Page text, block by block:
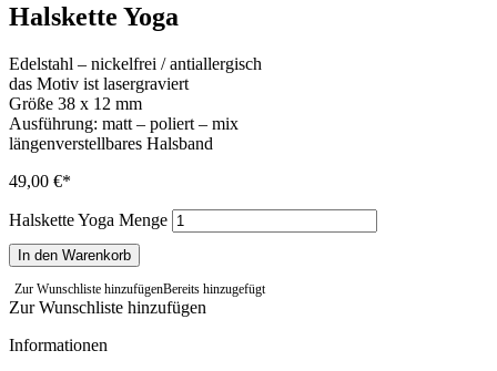
Halskette Yoga
Edelstahl – nickelfrei / antiallergisch
das Motiv ist lasergraviert
Größe 38 x 12 mm
Ausführung: matt – poliert – mix
längenverstellbares Halsband
49,00 €
Halskette Yoga Menge
In den Warenkorb
Zur Wunschliste hinzufügenBereits hinzugefügt
Zur Wunschliste hinzufügen
Informationen